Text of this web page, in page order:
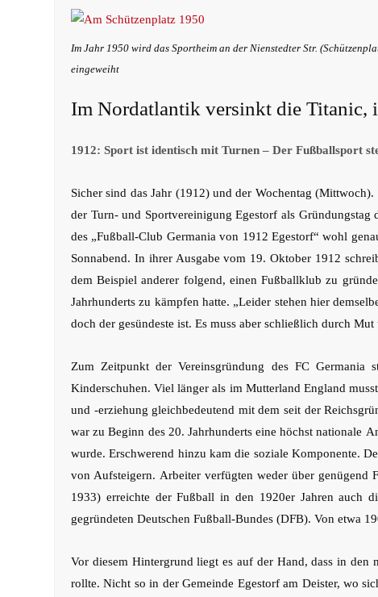
Im Jahr 1950 wird das Sportheim an der Nienstedter Str.
eingeweiht
Im Nordatlantik versinkt die Titanic,
1912: Sport ist identisch mit Turnen – Der Fußballsport
Sicher sind das Jahr (1912) und der Wochentag
der Turn- und Sportvereinigung Egestorf als
des „Fußball-Club Germania von 1912 Egestorf“ wohl
Sonnabend. In ihrer Ausgabe vom 19. Oktober 1912
dem Beispiel anderer folgend, einen Fußballklub zu
Jahrhunderts zu kämpfen hatte. „Leider stehen hier
doch der gesündeste ist. Es muss aber schließlich durch
Zum Zeitpunkt der Vereinsgründung des FC
Kinderschuhen. Viel länger als im Mutterland England
und -erziehung gleichbedeutend mit dem seit der
war zu Beginn des 20. Jahrhunderts eine höchst nationale
wurde. Erschwerend hinzu kam die soziale Komponente.
von Aufsteigern. Arbeiter verfügten weder über
1933) erreichte der Fußball in den 1920er Jahren auch
gegründeten Deutschen Fußball-Bundes (DFB). Von etwa
Vor diesem Hintergrund liegt es auf der Hand, dass in den
rollte. Nicht so in der Gemeinde Egestorf am Deister, wo